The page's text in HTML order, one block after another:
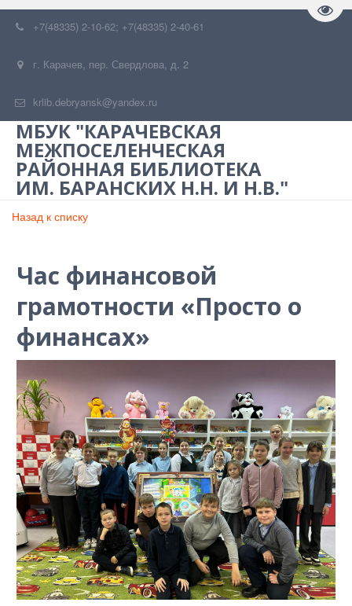
+7(48335) 2-10-62; +7(48335) 2-40-61
г. Карачев, пер. Свердлова, д. 2
krlib.debryansk@yandex.ru
МБУК "КАРАЧЕВСКАЯ
МЕЖПОСЕЛЕНЧЕСКАЯ
РАЙОННАЯ БИБЛИОТЕКА
ИМ. БАРАНСКИХ Н.Н. И Н.В."
Назад к списку
Час финансовой
грамотности «Просто о
финансах»